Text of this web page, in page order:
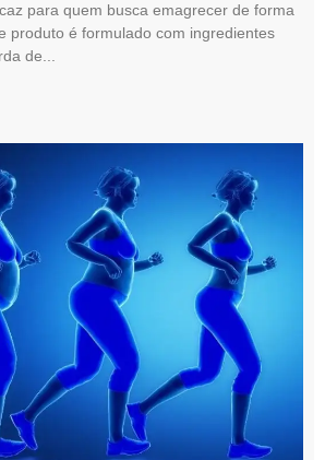
para quem busca emagrecer de forma
produto é formulado com ingredientes
de